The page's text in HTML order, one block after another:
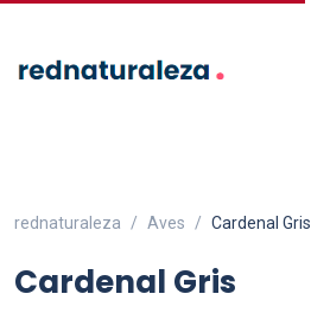
rednaturaleza Aves Cardenal Gris
Cardenal Gris